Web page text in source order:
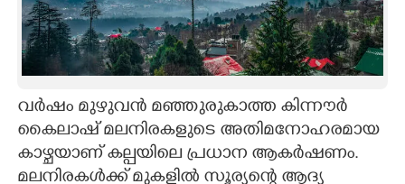
വർഷം മുഴുവൻ മഞ്ഞുരുകാത്ത കിന്നൗർ
കൈലാഷ് മലനിരകളുടെ അതിമനോഹരമായ
കാഴ്ചയാണ് കല്പയിലെ പ്രധാന ആകർഷണം.
മലനിരകൾക്ക് മുകളിൽ സൂര്യന്റെ ആദ്യ